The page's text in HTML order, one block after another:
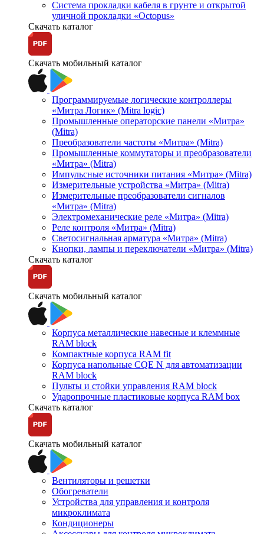
Система прокладки кабеля в грунте и открытой
уличной прокладки «Octopus»
Скачать каталог
Скачать мобильный каталог
Программируемые логические контроллеры
«Митра Логик» (Mitra logic)
Промышленные операторские панели «Митра»
(Mitra)
Преобразователи частоты «Митра» (Mitra)
Промышленные коммутаторы и преобразователи
«Митра» (Mitra)
Импульсные источники питания «Митра» (Mitra)
Измерительные устройства «Митра» (Mitra)
Измерительные преобразователи сигналов
«Митра» (Mitra)
Электромеханические реле «Митра» (Mitra)
Реле контроля «Митра» (Mitra)
Светосигнальная арматура «Митра» (Mitra)
Кнопки, лампы и переключатели «Митра» (Mitra)
Скачать каталог
Скачать мобильный каталог
Корпуса металлические навесные и клеммные
RAM block
Компактные корпуса RAM fit
Корпуса напольные CQE N для автоматизации
RAM block
Пульты и стойки управления RAM block
Ударопрочные пластиковые корпуса RAM box
Скачать каталог
Скачать мобильный каталог
Вентиляторы и решетки
Обогреватели
Устройства для управления и контроля
микроклимата
Кондиционеры